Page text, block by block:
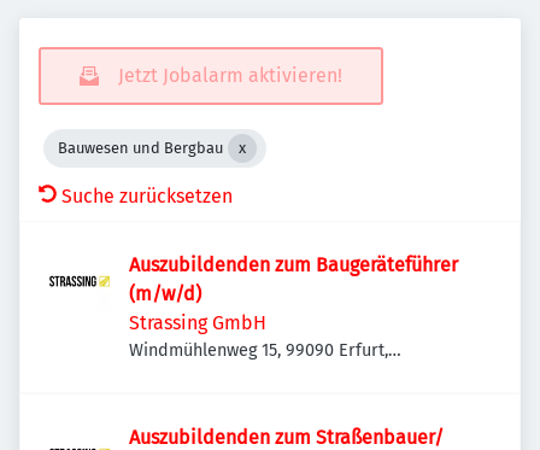
Jetzt Jobalarm aktivieren!
Bauwesen und Bergbau
Suche zurücksetzen
Auszubildenden zum Baugeräteführer
(m/w/d)
Strassing GmbH
Windmühlenweg 15, 99090 Erfurt,
Auszubildenden zum Straßenbauer/